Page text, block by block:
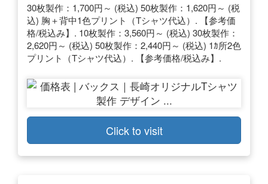
30枚製作：1,700円～ (税込) 50枚製作：1,620円～ (税
込) 胸＋背中1色プリント（Tシャツ代込）. 【参考価
格/税込み】. 10枚製作：3,560円～ (税込) 30枚製作：
2,620円～ (税込) 50枚製作：2,440円～ (税込) 1ｶ所2色
プリント（Tシャツ代込）. 【参考価格/税込み】.
Click to visit